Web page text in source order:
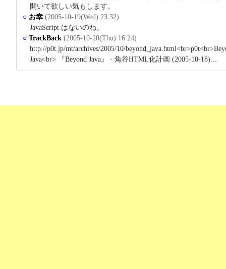
開いて欲しい気もします。
○ お幸 (2005-10-19(Wed) 23:32)
JavaScript はないのね。
○ TrackBack (2005-10-20(Thu) 16:24)
http://p0t.jp/mt/archives/2005/10/
Java<br> 『Beyond Java』 - 角谷HTML化計画 (2005-10-18)...